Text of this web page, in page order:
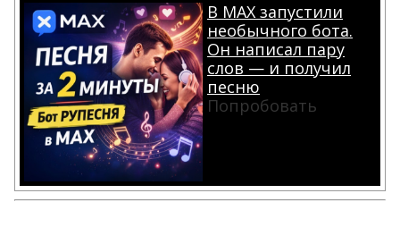
В MAX запустили
необычного бота.
Он написал пару
слов — и получил
песню
Попробовать